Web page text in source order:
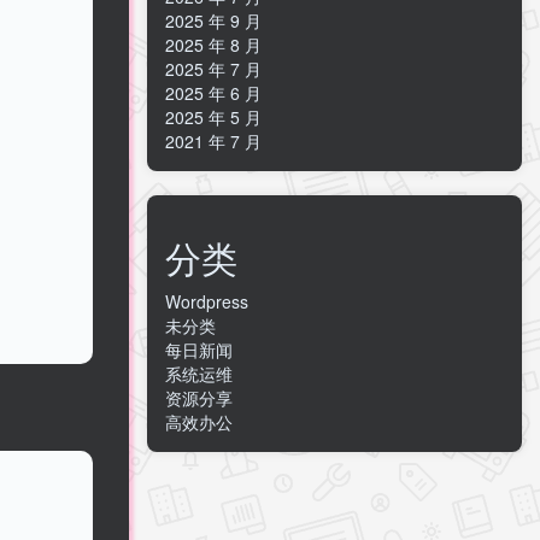
2025 年 9 月
2025 年 8 月
2025 年 7 月
2025 年 6 月
2025 年 5 月
2021 年 7 月
分类
Wordpress
未分类
每日新闻
系统运维
资源分享
高效办公